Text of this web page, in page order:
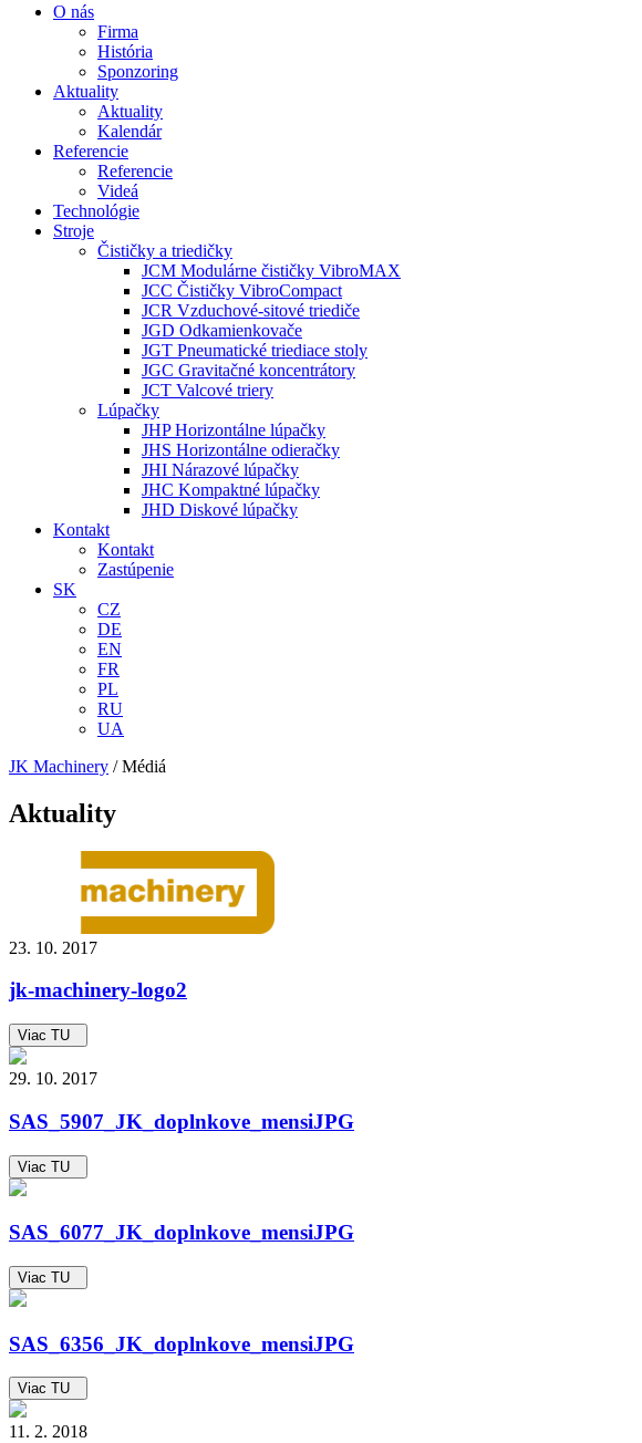
O nás
Firma
História
Sponzoring
Aktuality
Aktuality
Kalendár
Referencie
Referencie
Videá
Technológie
Stroje
Čističky a triedičky
JCM Modulárne čističky VibroMAX
JCC Čističky VibroCompact
JCR Vzduchové-sitové triediče
JGD Odkamienkovače
JGT Pneumatické triediace stoly
JGC Gravitačné koncentrátory
JCT Valcové triery
Lúpačky
JHP Horizontálne lúpačky
JHS Horizontálne odieračky
JHI Nárazové lúpačky
JHC Kompaktné lúpačky
JHD Diskové lúpačky
Kontakt
Kontakt
Zastúpenie
SK
CZ
DE
EN
FR
PL
RU
UA
JK Machinery /Médiá
Aktuality
23. 10. 2017
jk-machinery-logo2
Viac TU
29. 10. 2017
SAS_5907_JK_doplnkove_mensiJPG
Viac TU
SAS_6077_JK_doplnkove_mensiJPG
Viac TU
SAS_6356_JK_doplnkove_mensiJPG
Viac TU
11. 2. 2018